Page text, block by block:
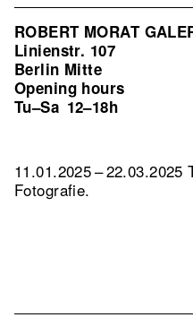
ROBERT MORAT
Linienstr. 107
Berlin Mitte
Opening hours
Tu–Sa 12–18h
11.01.2025 –
Fotografie.